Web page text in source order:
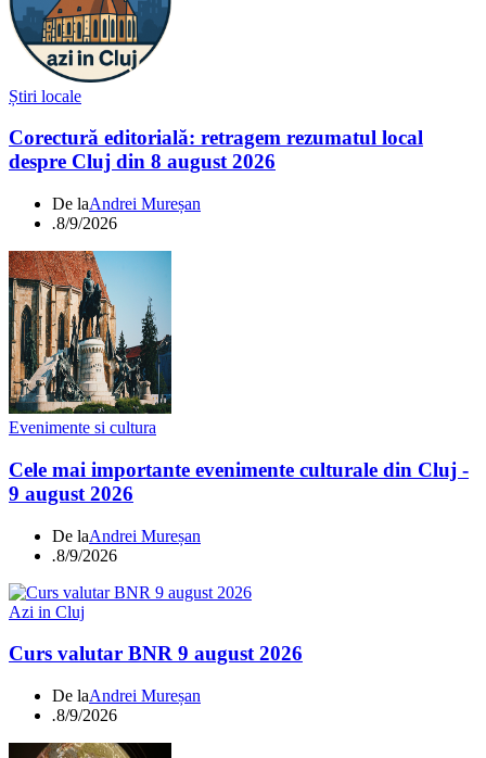
Știri locale
Corectură editorială: retragem rezumatul local
despre Cluj din 8 august 2026
De laAndrei Mureșan
.8/9/2026
Evenimente si cultura
Cele mai importante evenimente culturale din Cluj -
9 august 2026
De laAndrei Mureșan
.8/9/2026
Azi in Cluj
Curs valutar BNR 9 august 2026
De laAndrei Mureșan
.8/9/2026